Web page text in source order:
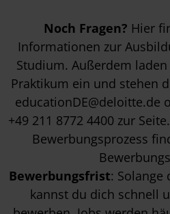
Noch Fragen? Hier
Informationen zur
Studium. Außerdem
Praktikum ein und stehen
educationDE@deloitte.de
+49 211 8772 4400 zur
Bewerbungsprozess
Bewerbungsfrist: Solange
kannst du dich schnell